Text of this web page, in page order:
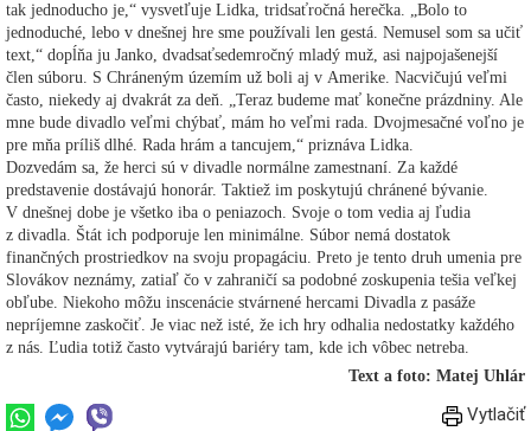
tak jednoducho je,“ vysvetľuje Lidka, tridsaťročná herečka. „Bolo to
jednoduché, lebo v dnešnej hre sme používali len gestá. Nemusel som sa učiť
text,“ dopĺňa ju Janko, dvadsaťsedemročný mladý muž, asi najpojašenejší
člen súboru. S Chráneným územím už boli aj v Amerike. Nacvičujú veľmi
často, niekedy aj dvakrát za deň. „Teraz budeme mať konečne prázdniny. Ale
mne bude divadlo veľmi chýbať, mám ho veľmi rada. Dvojmesačné voľno je
pre mňa príliš dlhé. Rada hrám a tancujem,“ priznáva Lidka.
Dozvedám sa, že herci sú v divadle normálne zamestnaní. Za každé
predstavenie dostávajú honorár. Taktiež im poskytujú chránené bývanie.
V dnešnej dobe je všetko iba o peniazoch. Svoje o tom vedia aj ľudia
z divadla. Štát ich podporuje len minimálne. Súbor nemá dostatok
finančných prostriedkov na svoju propagáciu. Preto je tento druh umenia pre
Slovákov neznámy, zatiaľ čo v zahraničí sa podobné zoskupenia tešia veľkej
obľube. Niekoho môžu inscenácie stvárnené hercami Divadla z pasáže
nepríjemne zaskočiť. Je viac než isté, že ich hry odhalia nedostatky každého
z nás. Ľudia totiž často vytvárajú bariéry tam, kde ich vôbec netreba.
Text a foto: Matej Uhlár
Vytlačiť